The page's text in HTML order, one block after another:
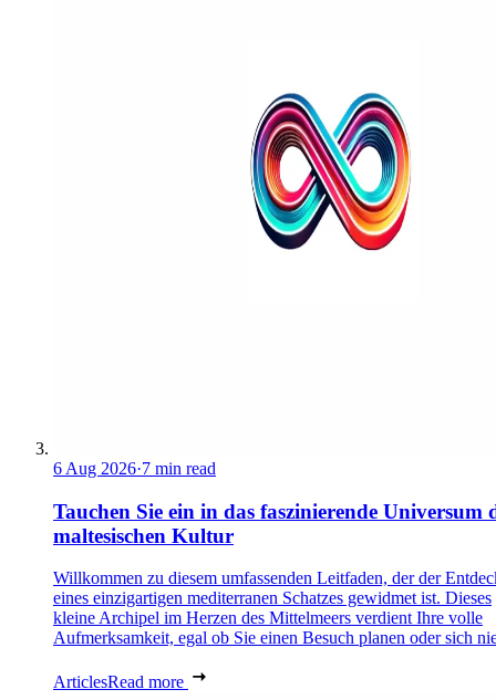
6 Aug 2026·7 min read
Tauchen Sie ein in das faszinierende Universum
maltesischen Kultur
Willkommen zu diesem umfassenden Leitfaden, der der
eines einzigartigen mediterranen Schatzes gewidmet ist. Dieses
kleine Archipel im Herzen des Mittelmeers verdient Ihre volle
Aufmerksamkeit, egal ob Sie einen Besuch planen oder sich
ArticlesRead more